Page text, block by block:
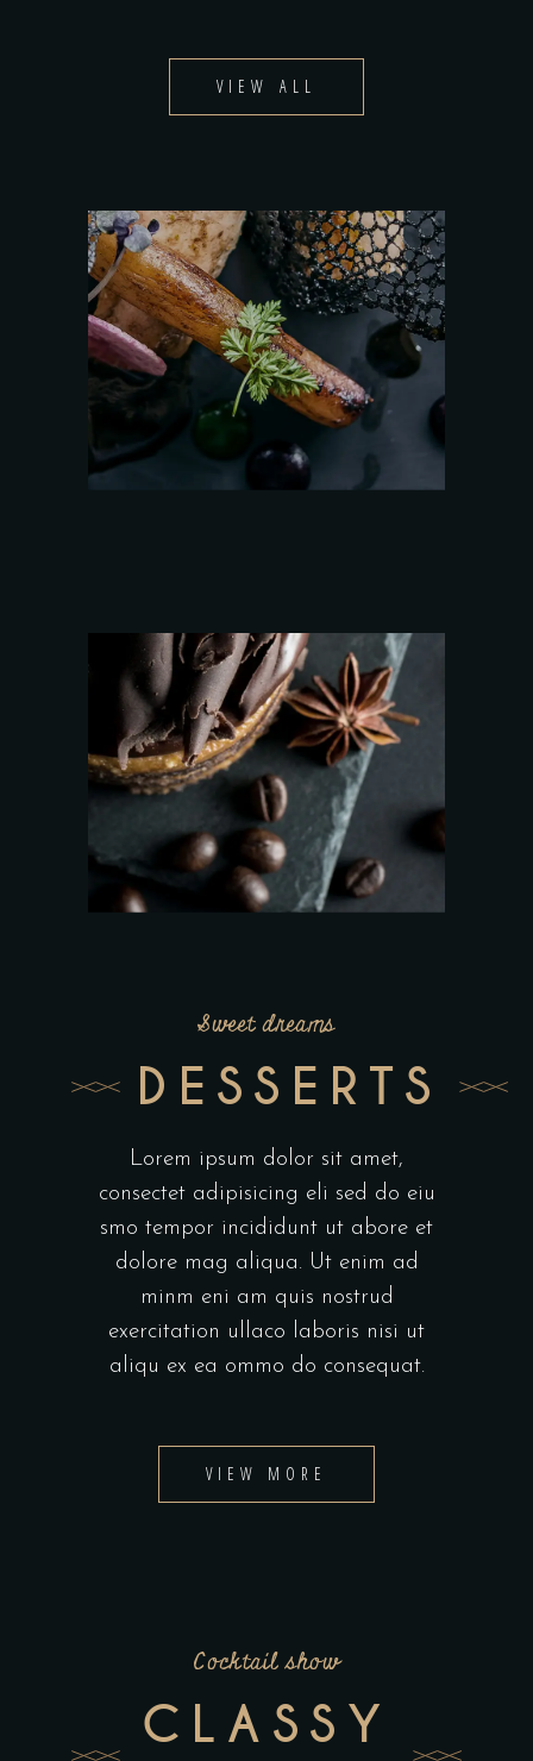
VIEW ALL
Sweet dreams
DESSERTS
Lorem ipsum dolor sit amet,
consectet adipisicing eli sed do eiu
smo tempor incididunt ut abore et
dolore mag aliqua. Ut enim ad
minm eni am quis nostrud
exercitation ullaco laboris nisi ut
aliqu ex ea ommo do consequat.
VIEW MORE
Cocktail show
CLASSY